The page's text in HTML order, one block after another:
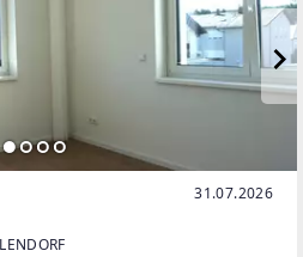
31.07.2026